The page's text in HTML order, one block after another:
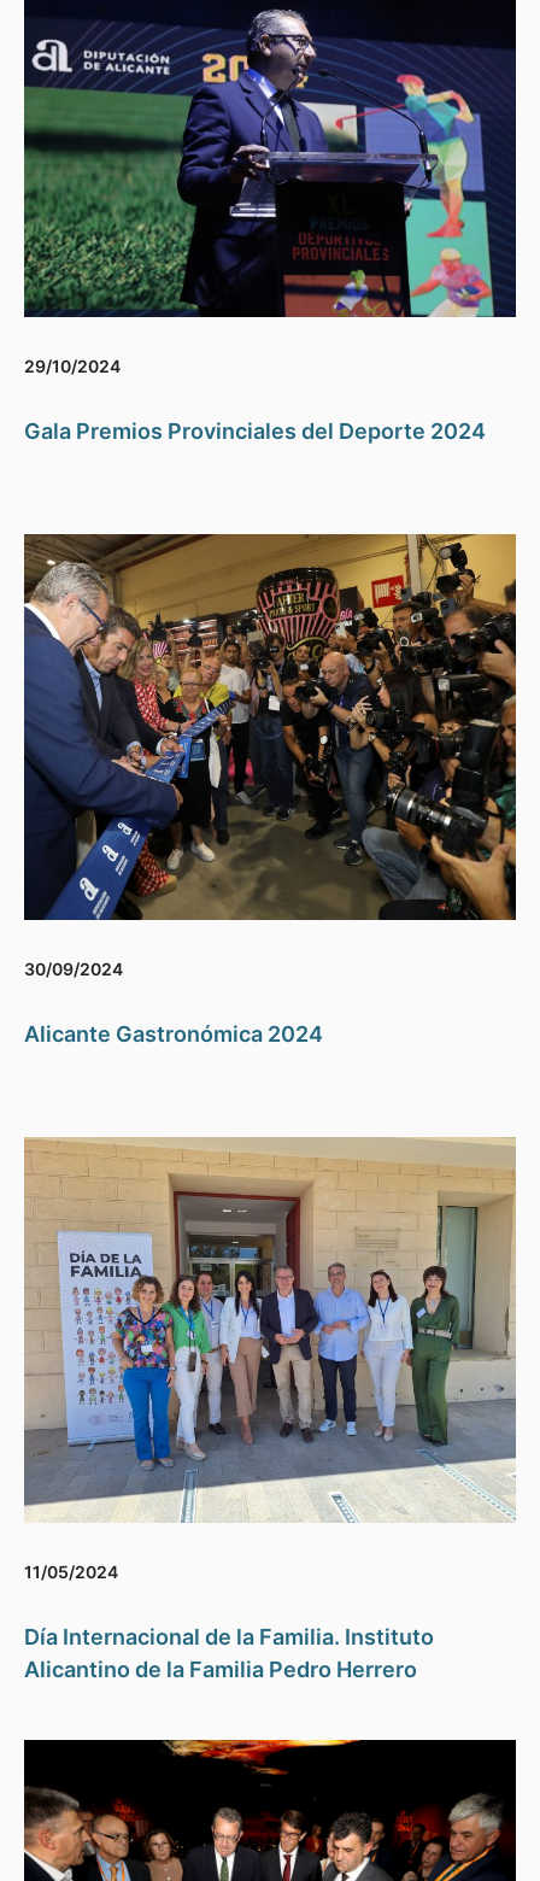
29/10/2024
Gala Premios Provinciales del Deporte 2024
30/09/2024
Alicante Gastronómica 2024
11/05/2024
Día Internacional de la Familia. Instituto
Alicantino de la Familia Pedro Herrero